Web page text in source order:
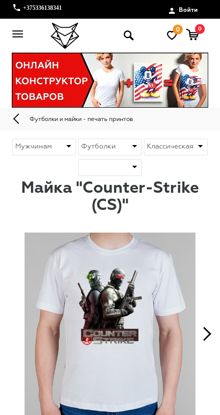
+375336138341 Войти
0 0
Футболки и майки - печать принтов
Майка "Counter-Strike
(CS)"